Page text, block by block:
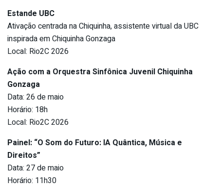
Estande UBC
Ativação centrada na Chiquinha, assistente virtual da UBC
inspirada em Chiquinha Gonzaga
Local: Rio2C 2026
Ação com a Orquestra Sinfônica Juvenil Chiquinha
Gonzaga
Data: 26 de maio
Horário: 18h
Local: Rio2C 2026
Painel: “O Som do Futuro: IA Quântica, Música e
Direitos”
Data: 27 de maio
Horário: 11h30